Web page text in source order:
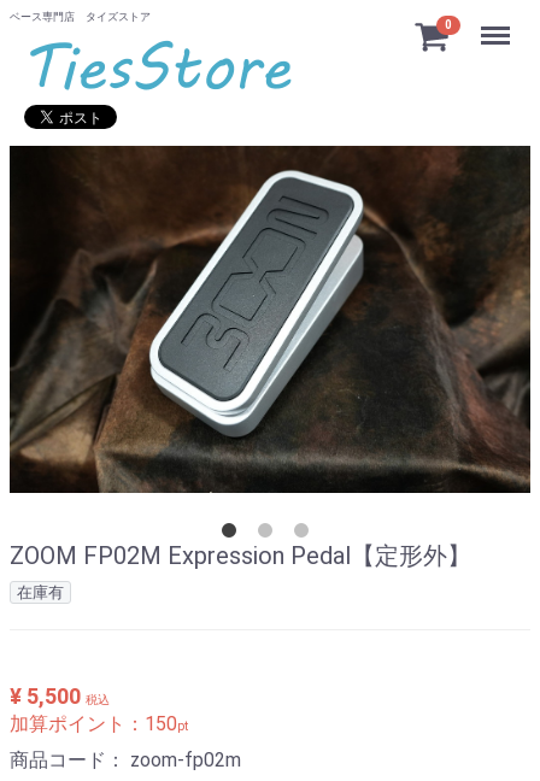
ベース専門店 タイズストア
0 Menu
ZOOM FP02M Expression Pedal【定形外】
在庫有
¥ 5,500 税込
加算ポイント： 150pt
商品コード： zoom-fp02m